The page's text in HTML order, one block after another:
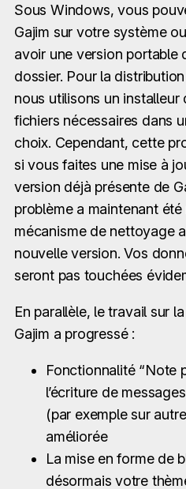
Sous Windows, vous
Gajim sur votre système
avoir une version portable
dossier. Pour la
nous utilisons un installeur
fichiers nécessaires dans
choix. Cependant, cette
si vous faites une mise à
version déjà présente de
problème a maintenant
mécanisme de nettoyage
nouvelle version. Vos
seront pas touchées
En parallèle, le travail sur
Gajim a progressé :
Fonctionnalité “Note
l’écriture de
(par exemple sur
améliorée
La mise en forme de
désormais votre